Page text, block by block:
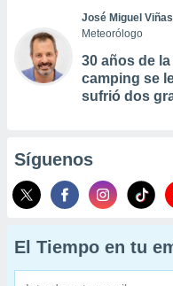
José Miguel Viñas
Meteorólogo
30 años de
camping se
sufrió dos
Síguenos
El Tiempo en tu